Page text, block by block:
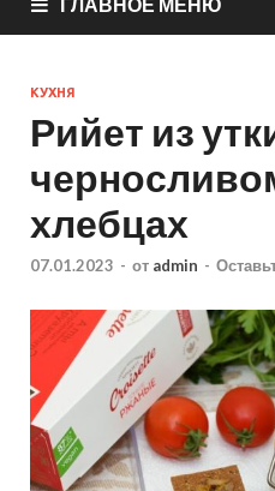
КУХНЯ
Рийет из
хлебцах
07.01.2023 - от admin -